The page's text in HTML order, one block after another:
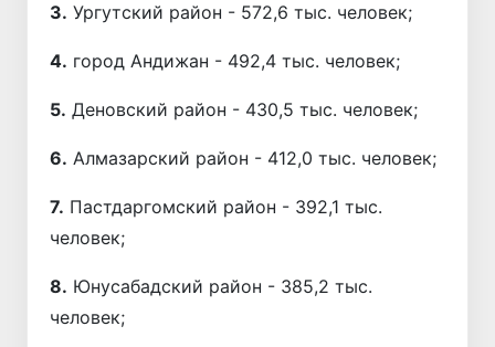
3. Ургутский район - 572,6 тыс. человек;
4. город Андижан - 492,4 тыс. человек;
5. Деновский район - 430,5 тыс. человек;
6. Алмазарский район - 412,0 тыс. человек;
7. Пастдаргомский район - 392,1 тыс.
человек;
8. Юнусабадский район - 385,2 тыс.
человек;